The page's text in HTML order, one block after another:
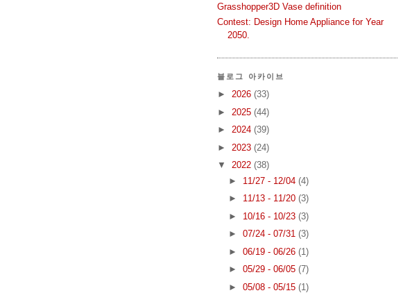
Grasshopper3D Vase definition
Contest: Design Home Appliance for Year
2050.
블로그 아카이브
► 2026 (33)
► 2025 (44)
► 2024 (39)
► 2023 (24)
▼ 2022 (38)
► 11/27 - 12/04 (4)
► 11/13 - 11/20 (3)
► 10/16 - 10/23 (3)
► 07/24 - 07/31 (3)
► 06/19 - 06/26 (1)
► 05/29 - 06/05 (7)
► 05/08 - 05/15 (1)